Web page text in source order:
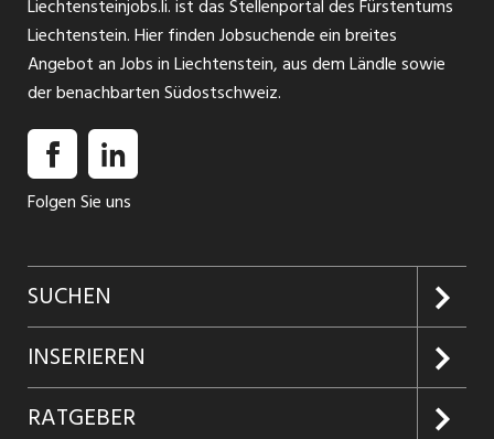
Liechtensteinjobs.li. ist das Stellenportal des Fürstentums
Liechtenstein. Hier finden Jobsuchende ein breites
Angebot an Jobs in Liechtenstein, aus dem Ländle sowie
der benachbarten Südostschweiz.
Folgen Sie uns
SUCHEN
Jobs suchen
Jobabo
INSERIEREN
Kundenlogin
RATGEBER